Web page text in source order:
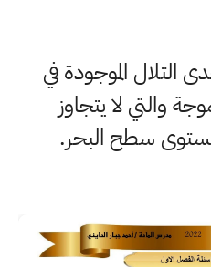
التلال الموجودة في
والتي لا يتجاوز
سطح البحر.